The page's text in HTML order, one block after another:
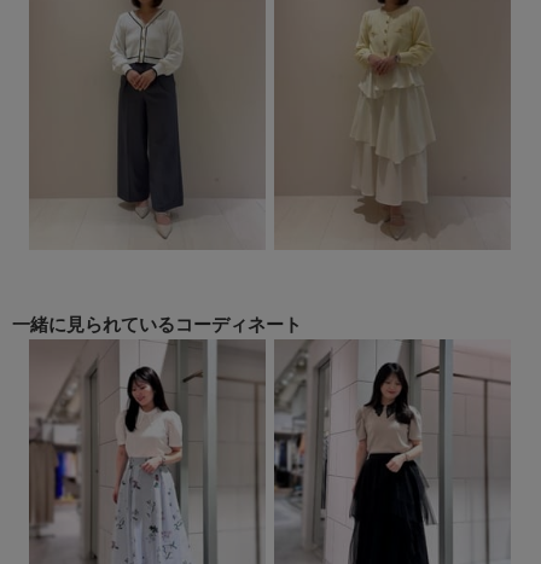
一緒に見られているコーディネート